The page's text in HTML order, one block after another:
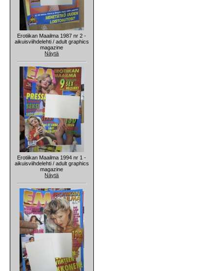
Erotiikan Maailma 1987 nr 2 -
aikuisviihdelehti / adult graphics
magazine
Näytä
Erotiikan Maailma 1994 nr 1 -
aikuisviihdelehti / adult graphics
magazine
Näytä